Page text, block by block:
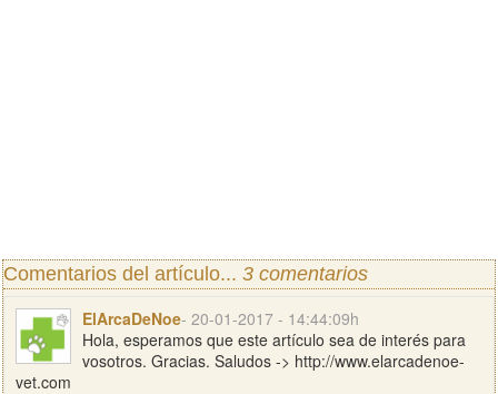
Comentarios del artículo... 3 comentarios
ElArcaDeNoe- 20-01-2017 - 14:44:09h
Hola, esperamos que este artículo sea de interés para
vosotros. Gracias. Saludos -> http://www.elarcadenoe-
vet.com